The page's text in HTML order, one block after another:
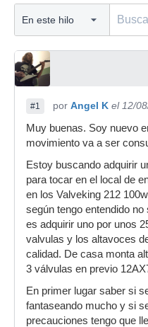
#1 por Angel K el 12/
Muy buenas. Soy nuevo
movimiento va a ser
Estoy buscando adquirir
para tocar en el local de
en los Valveking 212
según tengo entendido
es adquirir uno por unos
valvulas y los altavoces
calidad. De casa monta
3 válvulas en previo
En primer lugar saber si
fantaseando mucho y si
precauciones tengo que